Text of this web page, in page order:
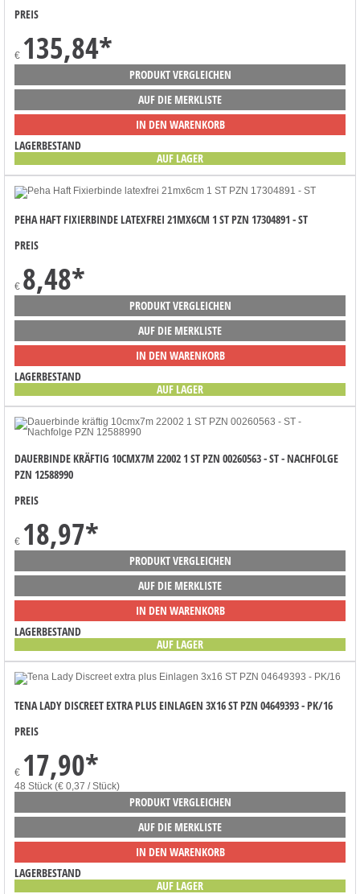
PREIS
€ 135,84*
PRODUKT VERGLEICHEN
AUF DIE MERKLISTE
IN DEN WARENKORB
LAGERBESTAND
AUF LAGER
PEHA HAFT FIXIERBINDE LATEXFREI 21MX6CM 1 ST PZN 17304891 - ST
PREIS
€ 8,48*
PRODUKT VERGLEICHEN
AUF DIE MERKLISTE
IN DEN WARENKORB
LAGERBESTAND
AUF LAGER
DAUERBINDE KRÄFTIG 10CMX7M 22002 1 ST PZN 00260563 - ST - NACHFOLGE
PZN 12588990
PREIS
€ 18,97*
PRODUKT VERGLEICHEN
AUF DIE MERKLISTE
IN DEN WARENKORB
LAGERBESTAND
AUF LAGER
TENA LADY DISCREET EXTRA PLUS EINLAGEN 3X16 ST PZN 04649393 - PK/16
PREIS
€ 17,90*
48 Stück (€ 0,37 / Stück)
PRODUKT VERGLEICHEN
AUF DIE MERKLISTE
IN DEN WARENKORB
LAGERBESTAND
AUF LAGER